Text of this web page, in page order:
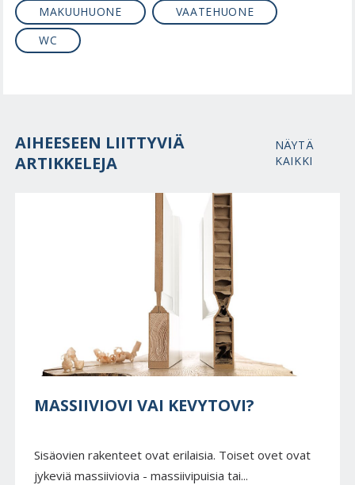
MAKUUHUONE
VAATEHUONE
WC
AIHEESEEN LIITTYVIÄ
ARTIKKELEJA
NÄYTÄ
KAIKKI
MASSIIVIOVI VAI KEVYTOVI?
Sisäovien rakenteet ovat erilaisia. Toiset ovet ovat
jykeviä massiiviovia - massiivipuisia tai...